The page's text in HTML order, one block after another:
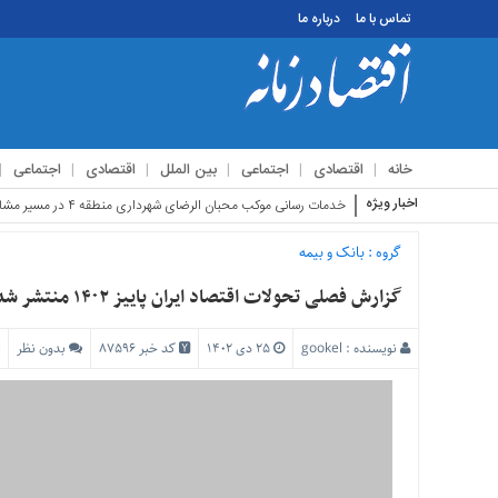
تماس با ما درباره ما
خانه اقتصادی اجتماعی بین الملل اقتصادی اجتماعی
تماس
ما
درباره
اخبار ویژه استقبال زا
گروه :بانک و بیمه
گزارش فصلی تحولات اقتصاد ایران پاییز ۱۴۰۲ منتشر شد
نویسنده : gookel کد خبر 87596 بدون نظر